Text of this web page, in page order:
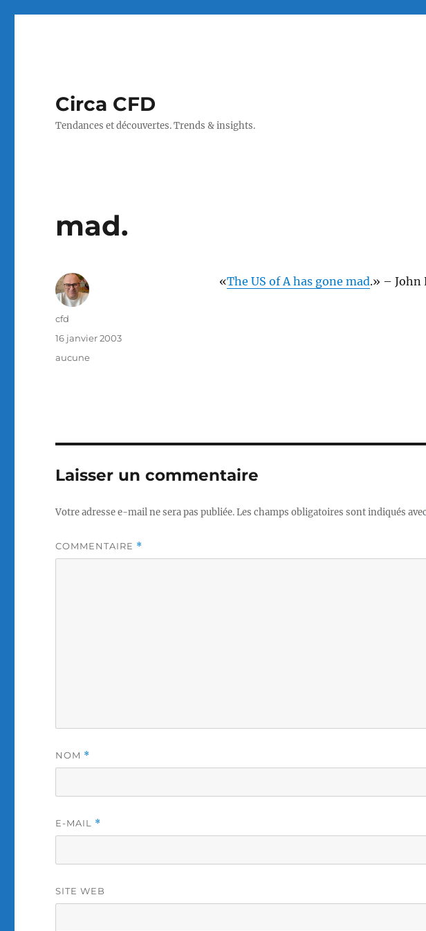
Circa CFD
Tendances et découvertes. Trends & insights.
mad.
«The US of A has gone mad.» – John
Auteur
cfd
Publié
16 janvier 2003
Catégories
aucune
Laisser un commentaire
Votre adresse e-mail ne sera pas publiée.Les champs obligatoires sont indiqués avec
COMMENTAIRE *
NOM *
E-MAIL *
SITE WEB